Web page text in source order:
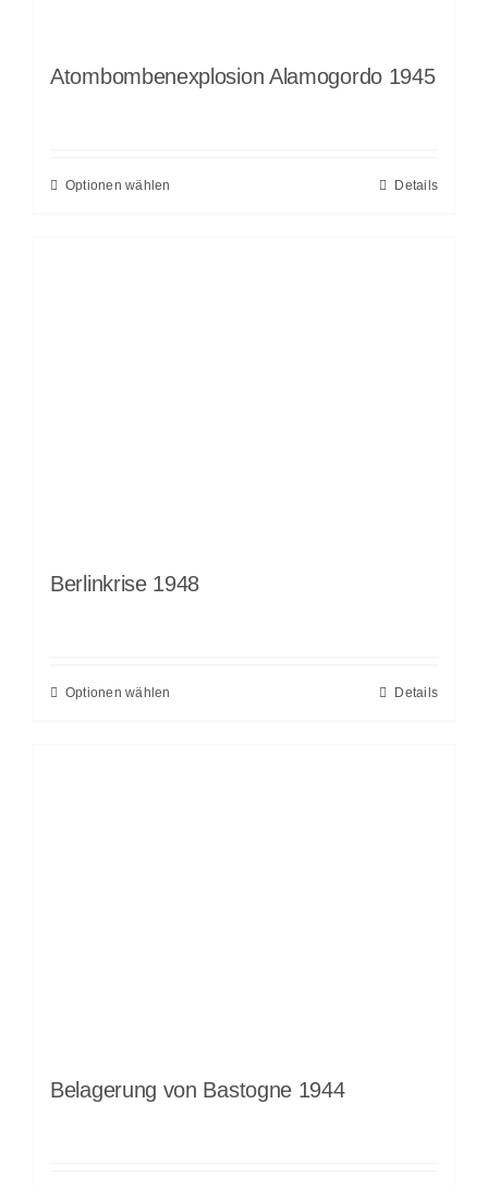
Atombombenexplosion Alamogordo 1945
Optionen wählen Details
Berlinkrise 1948
Optionen wählen Details
Belagerung von Bastogne 1944